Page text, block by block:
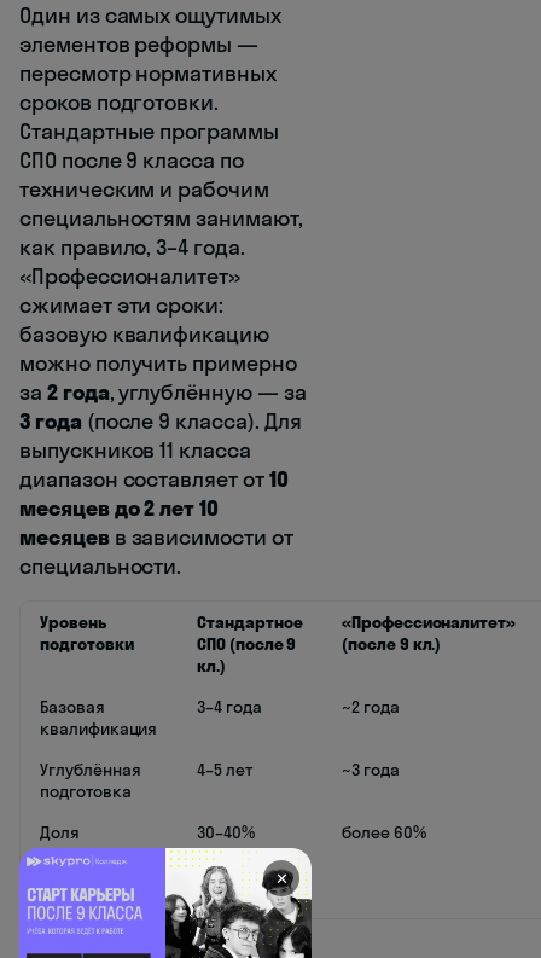
Один из самых ощутимых
элементов реформы —
пересмотр нормативных
сроков подготовки.
Стандартные программы
СПО после 9 класса по
техническим и рабочим
специальностям занимают,
как правило, 3–4 года.
«Профессионалитет»
сжимает эти сроки:
базовую квалификацию
можно получить примерно
за 2 года, углублённую — за
3 года (после 9 класса). Для
выпускников 11 класса
диапазон составляет от10
месяцев до 2 лет 10
месяцевв зависимости от
специальности.
Уровень
подготовки
Стандартное
СПО (после 9
кл.)
«Профессионалитет»
(после 9 кл.)
Базовая
квалификация
3–4 года ~2 года
Углублённая
подготовка
4–5 лет ~3 года
Доля
практики в
времени
30–40% более 60%
✕